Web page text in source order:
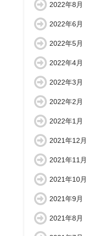
2022年8月
2022年6月
2022年5月
2022年4月
2022年3月
2022年2月
2022年1月
2021年12月
2021年11月
2021年10月
2021年9月
2021年8月